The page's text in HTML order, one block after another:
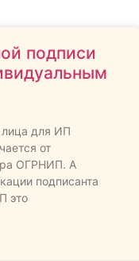
подписи
лица для ИП
от
ОГРНИП. А
подписанта
это